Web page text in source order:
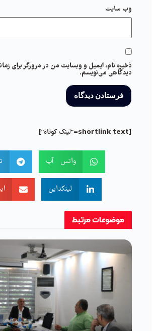
وب‌ سایت
ذخیره نام، ایمیل و وبسایت من در مرورگر برای
دیدگاهی می‌نویسم.
[shortlink text="لینک کوتاه"]
واتس آپ
لینکداین
موضوعاتمرتبط